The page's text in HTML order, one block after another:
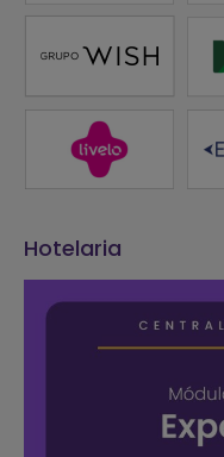
Hotelaria